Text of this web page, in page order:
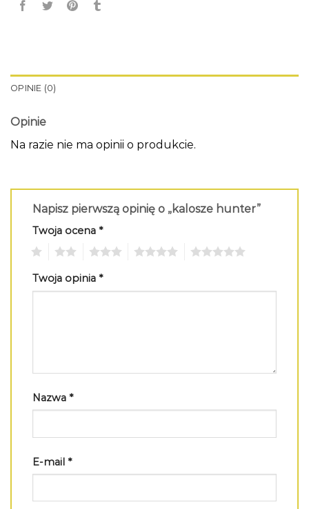
OPINIE (0)
Opinie
Na razie nie ma opinii o produkcie.
Napisz pierwszą opinię o „kalosze hunter”
Twoja ocena *
Twoja opinia *
Nazwa *
E-mail *